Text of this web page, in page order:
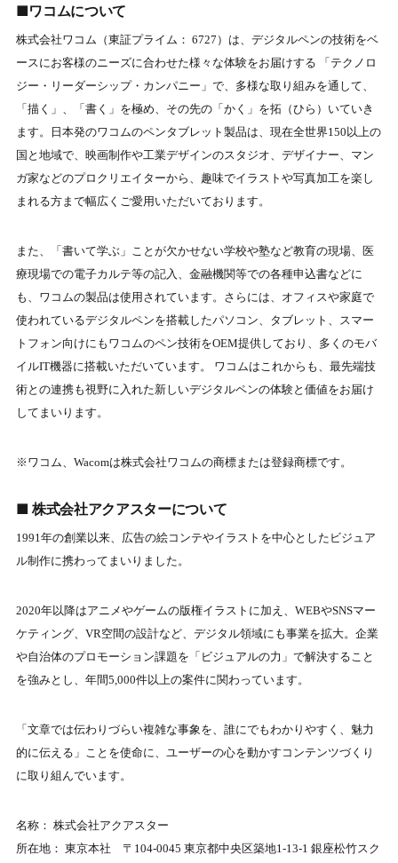
■ワコムについて
株式会社ワコム（東証プライム： 6727）は、デジタルペンの技術をベ
ースにお客様のニーズに合わせた様々な体験をお届けする 「テクノロ
ジー・リーダーシップ・カンパニー」で、多様な取り組みを通して、
「描く」、「書く」を極め、その先の「かく」を拓（ひら）いていき
ます。日本発のワコムのペンタブレット製品は、現在全世界150以上の
国と地域で、映画制作や工業デザインのスタジオ、デザイナー、マン
ガ家などのプロクリエイターから、趣味でイラストや写真加工を楽し
まれる方まで幅広くご愛用いただいております。
また、「書いて学ぶ」ことが欠かせない学校や塾など教育の現場、医
療現場での電子カルテ等の記入、金融機関等での各種申込書などに
も、ワコムの製品は使用されています。さらには、オフィスや家庭で
使われているデジタルペンを搭載したパソコン、タブレット、スマー
トフォン向けにもワコムのペン技術をOEM提供しており、多くのモバ
イルIT機器に搭載いただいています。 ワコムはこれからも、最先端技
術との連携も視野に入れた新しいデジタルペンの体験と価値をお届け
してまいります。
※ワコム、Wacomは株式会社ワコムの商標または登録商標です。
■ 株式会社アクアスターについて
1991年の創業以来、広告の絵コンテやイラストを中心としたビジュア
ル制作に携わってまいりました。
2020年以降はアニメやゲームの版権イラストに加え、WEBやSNSマー
ケティング、VR空間の設計など、デジタル領域にも事業を拡大。企業
や自治体のプロモーション課題を「ビジュアルの力」で解決すること
を強みとし、年間5,000件以上の案件に関わっています。
「文章では伝わりづらい複雑な事象を、誰にでもわかりやすく、魅力
的に伝える」ことを使命に、ユーザーの心を動かすコンテンツづくり
に取り組んでいます。
名称： 株式会社アクアスター
所在地： 東京本社 〒104-0045 東京都中央区築地1-13-1 銀座松竹スク